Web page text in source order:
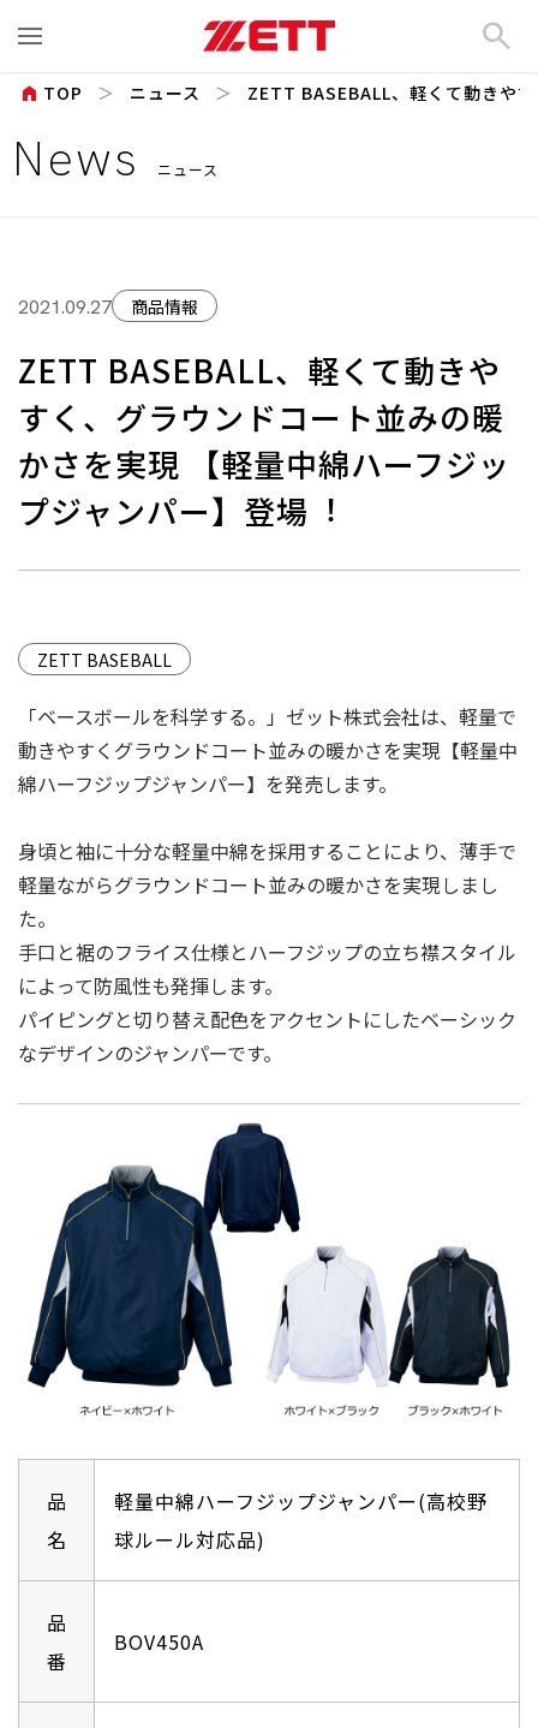
search
News ニュース
home TOP ニュース ZETT BASEBALL、軽くて動きや
2021.09.27 商品情報
ZETT BASEBALL、軽くて動きや
すく、グラウンドコート並みの暖
かさを実現 【軽量中綿ハーフジッ
プジャンパー】登場︕
ZETT BASEBALL
「ベースボールを科学する。」ゼット株式会社は、軽量で
動きやすくグラウンドコート並みの暖かさを実現【軽量中
綿ハーフジップジャンパー】を発売します。
⾝頃と袖に⼗分な軽量中綿を採⽤することにより、薄⼿で
軽量ながらグラウンドコート並みの暖かさを実現しまし
た。
⼿⼝と裾のフライス仕様とハーフジップの⽴ち襟スタイル
によって防⾵性も発揮します。
パイピングと切り替え配⾊をアクセントにしたベーシック
なデザインのジャンパーです。
品
名
軽量中綿ハーフジップジャンパー(⾼校野
球ルール対応品)
品
番
BOV450A